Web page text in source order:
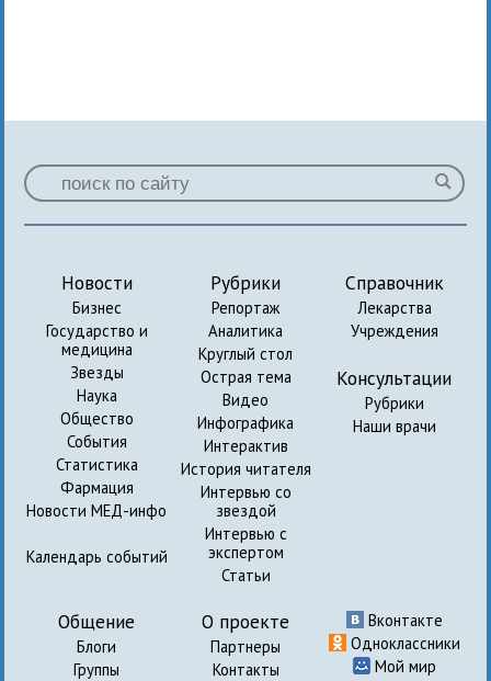
Новости
Бизнес
Государство и
медицина
Звезды
Наука
Общество
События
Статистика
Фармация
Новости МЕД-инфо
Календарь событий
Рубрики
Репортаж
Аналитика
Круглый стол
Острая тема
Видео
Инфографика
Интерактив
История читателя
Интервью со
звездой
Интервью с
экспертом
Статьи
Справочник
Лекарства
Учреждения
Консультации
Рубрики
Наши врачи
Общение
Блоги
Группы
О проекте
Партнеры
Контакты
Вконтакте
Одноклассники
Мой мир